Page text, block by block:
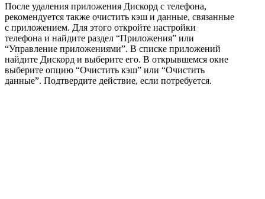
После удаления приложения Дискорд с телефона,
рекомендуется также очистить кэш и данные, связанные
с приложением. Для этого откройте настройки
телефона и найдите раздел “Приложения” или
“Управление приложениями”. В списке приложений
найдите Дискорд и выберите его. В открывшемся окне
выберите опцию “Очистить кэш” или “Очистить
данные”. Подтвердите действие, если потребуется.